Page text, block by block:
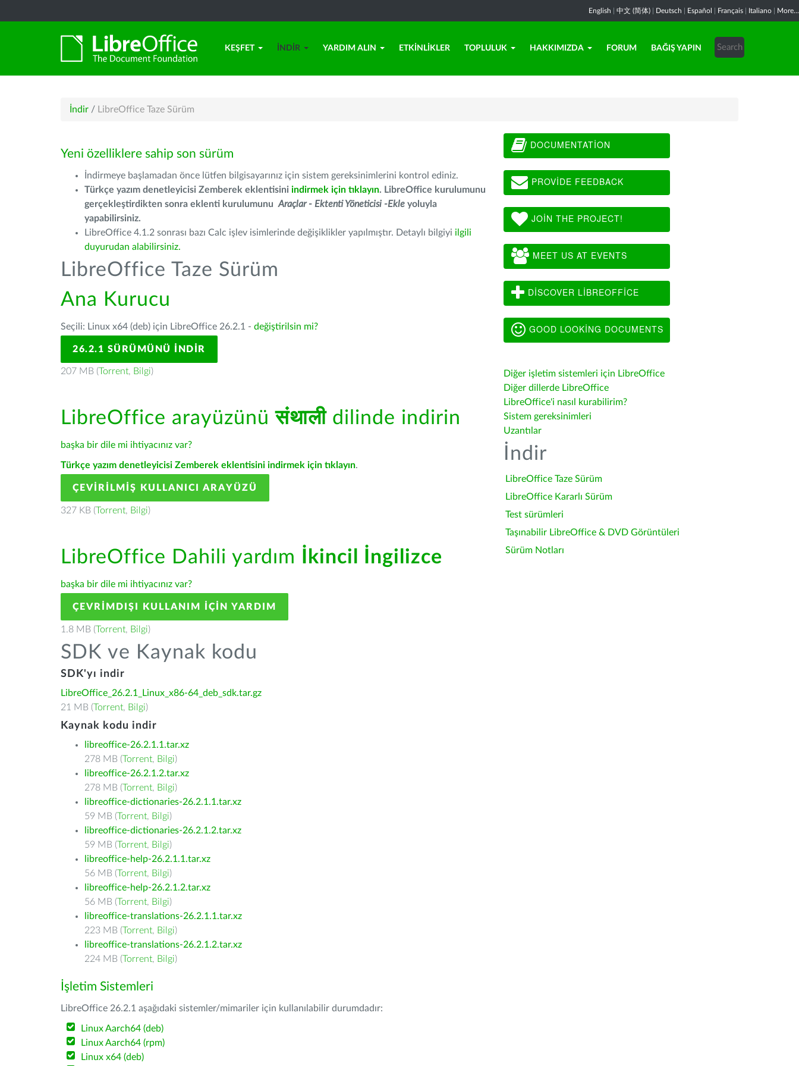
English 中文 (简体) Deutsch Español Français Italiano More...
KEŞFET İNDIR YARDIM ALIN ETKINLIKLER TOPLULUK HAKKIMIZDA FORUM BAĞIŞ YAPIN
İndir / LibreOffice Taze Sürüm
Yeni özelliklere sahip son sürüm
İndirmeye başlamadan önce lütfen bilgisayarınız için sistem gereksinimlerini kontrol ediniz.
Türkçe yazım denetleyicisi Zemberek eklentisini indirmek için tıklayın. LibreOffice kurulumunu
gerçekleştirdikten sonra eklenti kurulumunu Araçlar - Ektenti Yöneticisi -Ekle yoluyla
yapabilirsiniz.
LibreOffice 4.1.2 sonrası bazı Calc işlev isimlerinde değişiklikler yapılmıştır. Detaylı bilgiyi ilgili
duyurudan alabilirsiniz.
LibreOffice Taze Sürüm
Ana Kurucu
Seçili: Linux x64 (deb) için LibreOffice 26.2.1 - değiştirilsin mi?
26.2.1 SÜRÜMÜNÜ İNDIR
207 MB (Torrent, Bilgi)
LibreOffice arayüzünüसंथालीdilinde indirin
başka bir dile mi ihtiyacınız var?
Türkçe yazım denetleyicisi Zemberek eklentisini indirmek için tıklayın.
ÇEVIRILMIŞ KULLANICI ARAYÜZÜ
327 KB (Torrent, Bilgi)
LibreOffice Dahili yardım İkincil İngilizce
başka bir dile mi ihtiyacınız var?
ÇEVRIMDIŞI KULLANIM IÇIN YARDIM
1.8 MB (Torrent, Bilgi)
SDK ve Kaynak kodu
SDK'yı indir
LibreOffice_26.2.1_Linux_x86-64_deb_sdk.tar.gz
21 MB (Torrent, Bilgi)
Kaynak kodu indir
libreoffice-26.2.1.1.tar.xz
278 MB (Torrent, Bilgi)
libreoffice-26.2.1.2.tar.xz
278 MB (Torrent, Bilgi)
libreoffice-dictionaries-26.2.1.1.tar.xz
59 MB (Torrent, Bilgi)
libreoffice-dictionaries-26.2.1.2.tar.xz
59 MB (Torrent, Bilgi)
libreoffice-help-26.2.1.1.tar.xz
56 MB (Torrent, Bilgi)
libreoffice-help-26.2.1.2.tar.xz
56 MB (Torrent, Bilgi)
libreoffice-translations-26.2.1.1.tar.xz
223 MB (Torrent, Bilgi)
libreoffice-translations-26.2.1.2.tar.xz
224 MB (Torrent, Bilgi)
İşletim Sistemleri
LibreOffice 26.2.1 aşağıdaki sistemler/mimariler için kullanılabilir durumdadır:
Linux Aarch64 (deb)
Linux Aarch64 (rpm)
Linux x64 (deb)
DOCUMENTATION
PROVIDE FEEDBACK
JOIN THE PROJECT!
MEET US AT EVENTS
DISCOVER LIBREOFFICE
GOOD LOOKING DOCUMENTS
Diğer işletim sistemleri için LibreOffice
Diğer dillerde LibreOffice
LibreOffice'i nasıl kurabilirim?
Sistem gereksinimleri
Uzantılar
İndir
LibreOffice Taze Sürüm
LibreOffice Kararlı Sürüm
Test sürümleri
Taşınabilir LibreOffice & DVD Görüntüleri
Sürüm Notları